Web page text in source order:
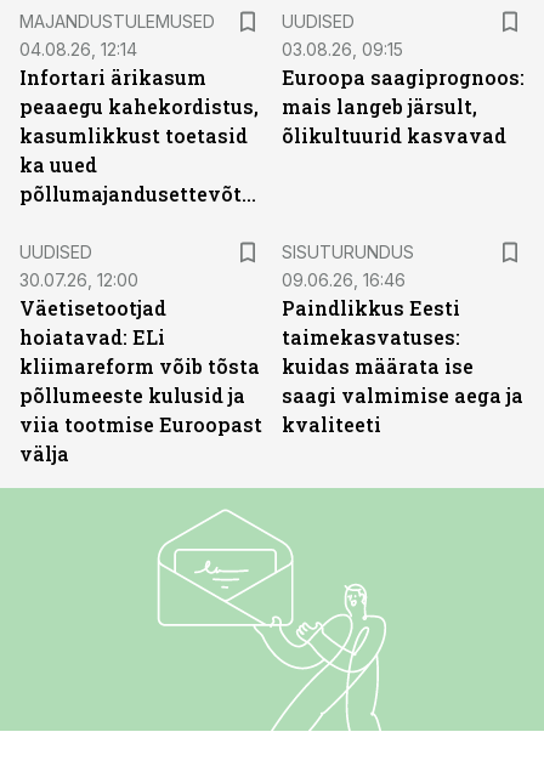
MAJANDUSTULEMUSED
04.08.26, 12:14
Infortari ärikasum
peaaegu kahekordistus,
kasumlikkust toetasid
ka uued
põllumajandusettevõtted
UUDISED
03.08.26, 09:15
Euroopa saagiprognoos:
mais langeb järsult,
õlikultuurid kasvavad
UUDISED
30.07.26, 12:00
Väetisetootjad
hoiatavad: ELi
kliimareform võib tõsta
põllumeeste kulusid ja
viia tootmise Euroopast
välja
SISUTURUNDUS
09.06.26, 16:46
Paindlikkus Eesti
taimekasvatuses:
kuidas määrata ise
saagi valmimise aega ja
kvaliteeti